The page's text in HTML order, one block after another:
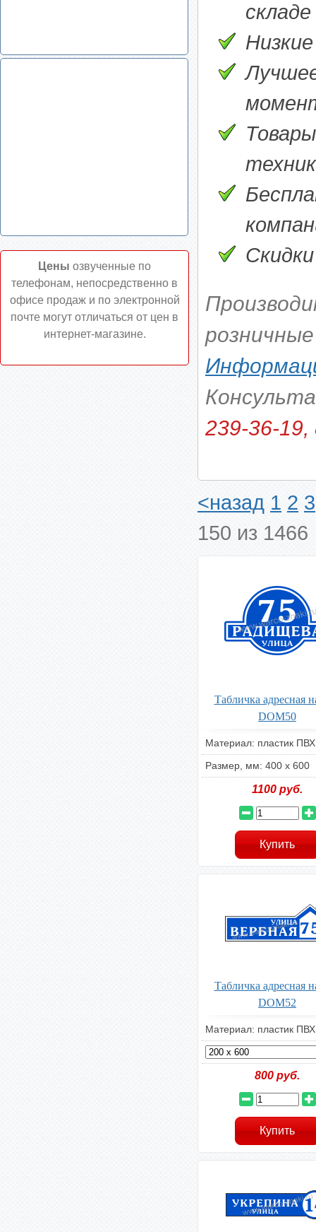
складе
Скидки
239-36-19,
<назад 1 2 3
150 из 1466
Табличка адресная
DOM50
Материал: пластик ПВХ
Размер, мм: 400 х 600
1100 руб.
Табличка адресная
DOM52
Материал: пластик ПВХ
800 руб.
Цены озвученные по
телефонам, непосредственно в
офисе продаж и по электронной
почте могут отличаться от цен в
интернет-магазине.